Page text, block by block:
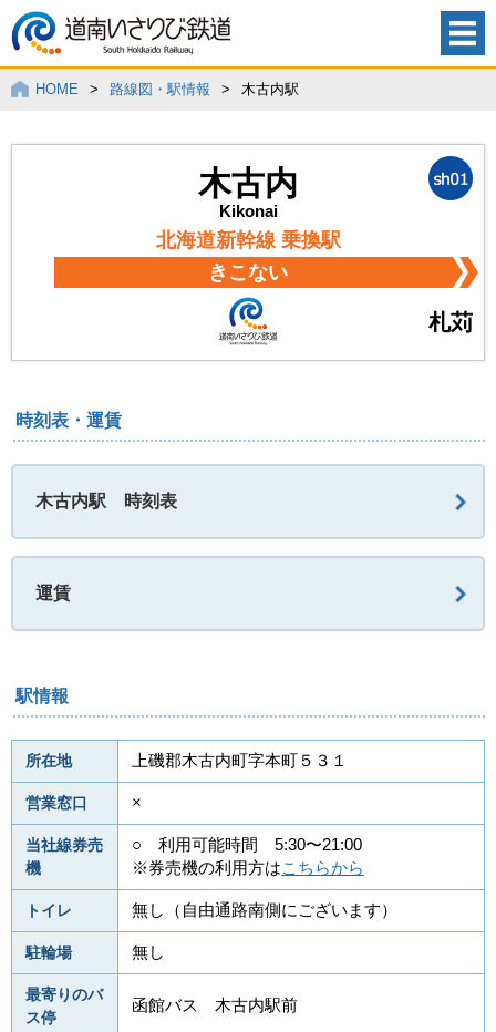
HOME > 路線図・駅情報 > 木古内駅
木古内
Kikonai
北海道新幹線 乗換駅
きこない
札苅
時刻表・運賃
木古内駅 時刻表
運賃
駅情報
所在地 上磯郡木古内町字本町５３１
営業窓口 ×
当社線券売
機
○ 利用可能時間 5:30〜21:00
※券売機の利用方はこちらから
トイレ 無し（自由通路南側にございます）
駐輪場 無し
最寄りのバ
ス停
函館バス 木古内駅前